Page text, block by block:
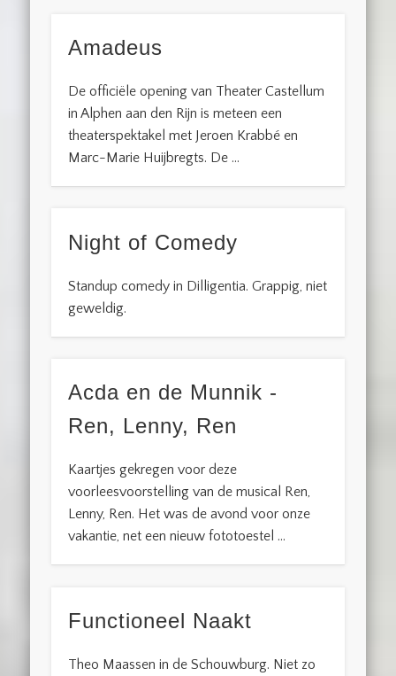
Amadeus
De officiële opening van Theater Castellum
in Alphen aan den Rijn is meteen een
theaterspektakel met Jeroen Krabbé en
Marc-Marie Huijbregts. De …
Night of Comedy
Standup comedy in Dilligentia. Grappig, niet
geweldig.
Acda en de Munnik -
Ren, Lenny, Ren
Kaartjes gekregen voor deze
voorleesvoorstelling van de musical Ren,
Lenny, Ren. Het was de avond voor onze
vakantie, net een nieuw fototoestel …
Functioneel Naakt
Theo Maassen in de Schouwburg. Niet zo